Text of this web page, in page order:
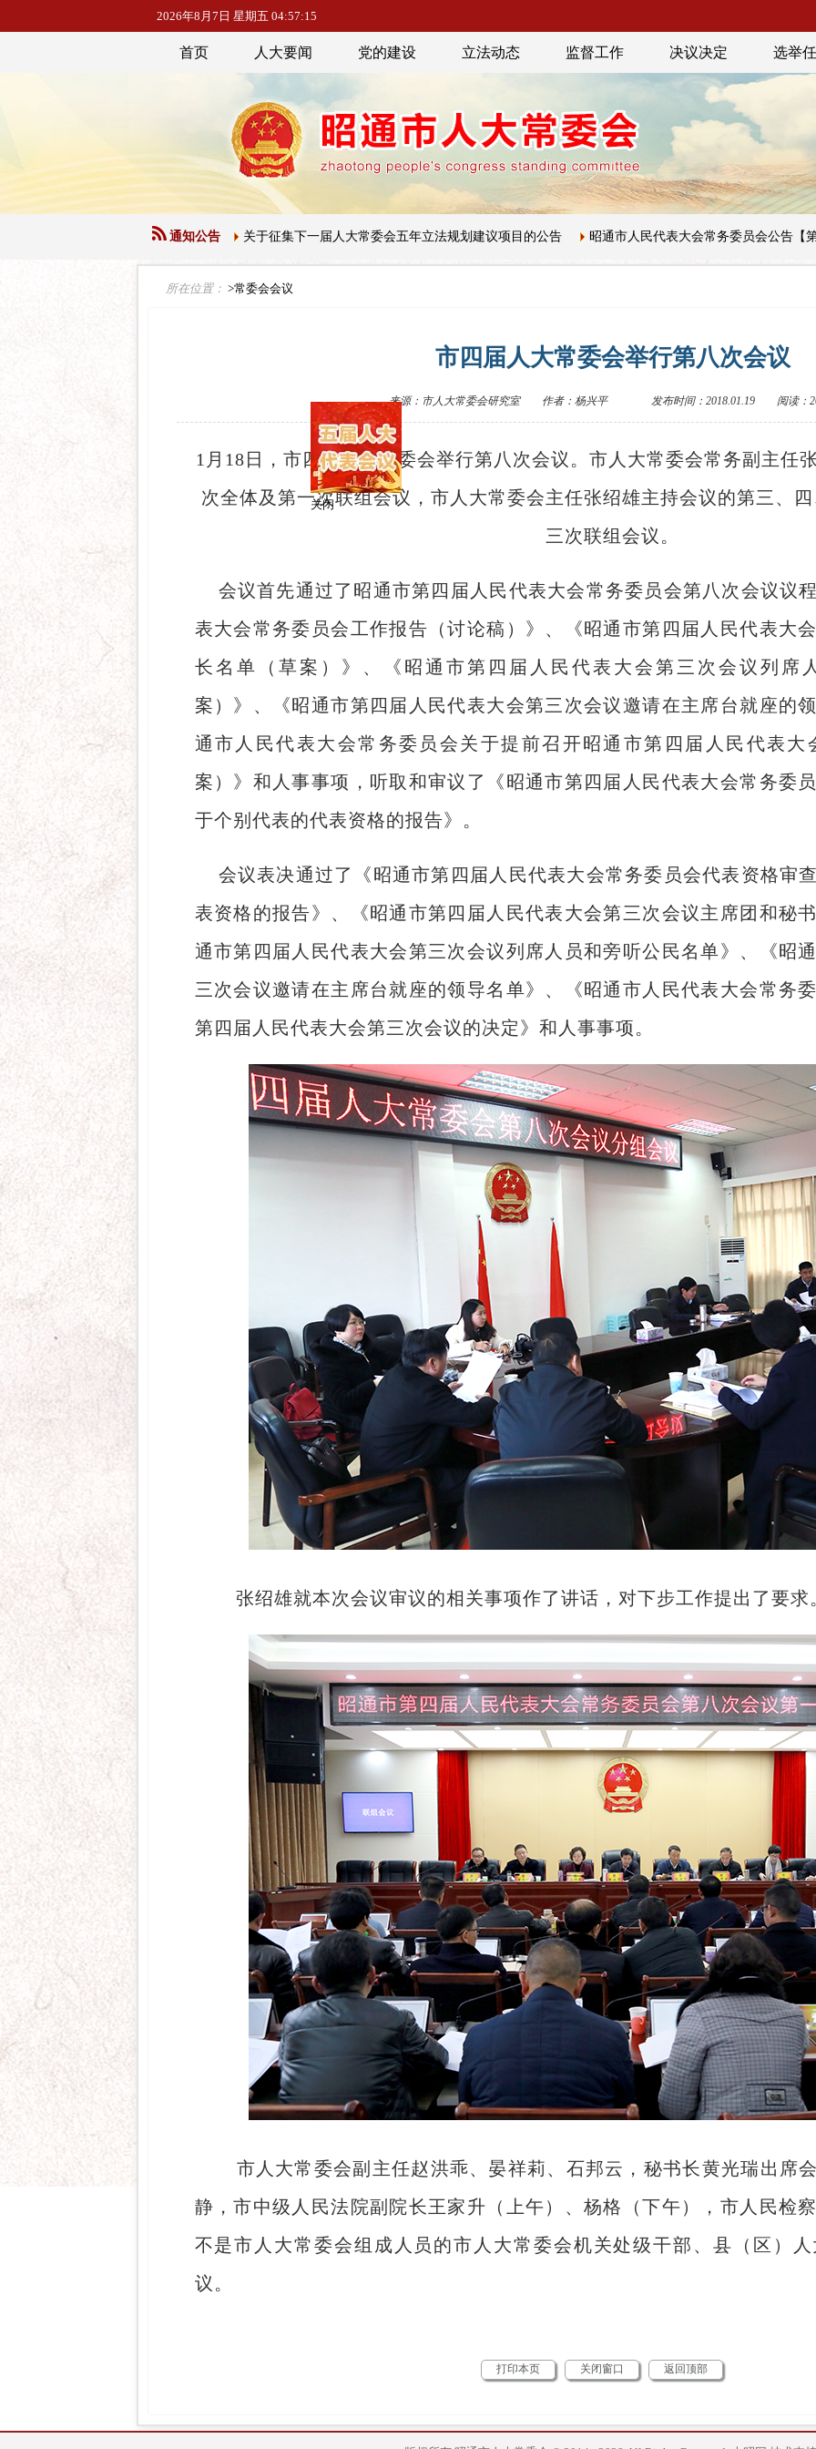
2026年8月7日 星期五 04:57:16
首页 人大要闻 党的建设 立法动态 监督工作 决议决定 选举
通知公告
关于征集下一届人大常委会五年立法规划建议项目的公告 昭通市人民代表大会常务委员会公告【第五届】第
所在位置： >常委会会议
市四届人大常委会举行第八次会议
来源：市人大常委会研究室 作者：杨兴平 发布时间：2018.01.19 阅读：
1月18日，市四届人大常委会举行第八次会议。市人大常委会常务副主任
次全体及第一次联组会议，市人大常委会主任张绍雄主持会议的第三、
三次联组会议。
会议首先通过了昭通市第四届人民代表大会常务委员会第八次会议议
表大会常务委员会工作报告（讨论稿）》、《昭通市第四届人民代表大
长名单（草案）》、《昭通市第四届人民代表大会第三次会议列席
案）》、《昭通市第四届人民代表大会第三次会议邀请在主席台就座的
通市人民代表大会常务委员会关于提前召开昭通市第四届人民代表大
案）》和人事事项，听取和审议了《昭通市第四届人民代表大会常务委
于个别代表的代表资格的报告》。
会议表决通过了《昭通市第四届人民代表大会常务委员会代表资格审
表资格的报告》、《昭通市第四届人民代表大会第三次会议主席团和秘
通市第四届人民代表大会第三次会议列席人员和旁听公民名单》、《昭
三次会议邀请在主席台就座的领导名单》、《昭通市人民代表大会常务
第四届人民代表大会第三次会议的决定》和人事事项。
张绍雄就本次会议审议的相关事项作了讲话，对下步工作提出了要求
市人大常委会副主任赵洪乖、晏祥莉、石邦云，秘书长黄光瑞出席
静，市中级人民法院副院长王家升（上午）、杨格（下午），市人民检
不是市人大常委会组成人员的市人大常委会机关处级干部、县（区）
议。
打印本页 关闭窗口 返回顶部